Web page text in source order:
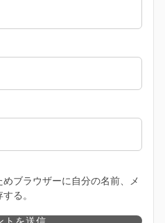
ブラウザーに自分の名前、メ
る。